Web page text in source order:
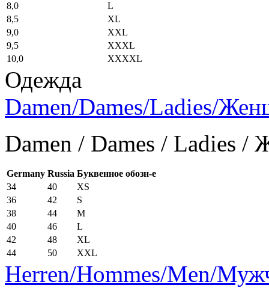
8,0
L
8,5
XL
9,0
XXL
9,5
XXXL
10,0
XXXXL
Одежда
Damen/Dames/Ladies/
Damen / Dames / Ladies
Germany Russia Буквенное обозн-е
34
40
XS
36
42
S
38
44
M
40
46
L
42
48
XL
44
50 XXL
Herren/Hommes/Men/